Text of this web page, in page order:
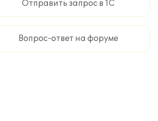
Отправить запрос в 1С
Вопрос-ответ на форуме